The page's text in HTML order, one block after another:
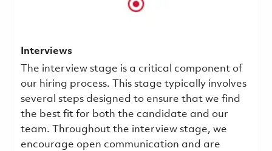
Interviews
The interview stage is a critical component of
our hiring process. This stage typically involves
several steps designed to ensure that we find
the best fit for both the candidate and our
team. Throughout the interview stage, we
encourage open communication and are